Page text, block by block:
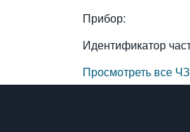
Прибор:
Идентификатор
Просмотреть все